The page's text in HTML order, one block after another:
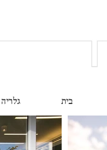
בית גלריה